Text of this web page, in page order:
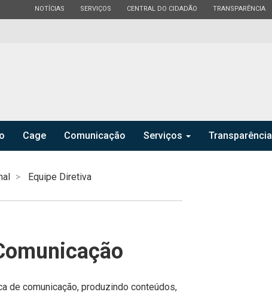
ESTADO
NOTÍCIAS ESTADO
SERVIÇOS ESTADO
CENTRAL DO CIDADÃO ESTADO
TRANSPARÊNCIA
Cage Comunicação Serviços
Transparência
Equipe Diretiva
de comunicação, produzindo conteúdos,